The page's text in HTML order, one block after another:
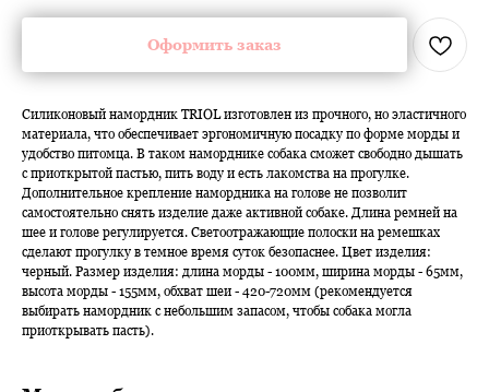
Оформить заказ
Силиконовый намордник TRIOL изготовлен из прочного, но эластичного
материала, что обеспечивает эргономичную посадку по форме морды и
удобство питомца. В таком наморднике собака сможет свободно дышать
с приоткрытой пастью, пить воду и есть лакомства на прогулке.
Дополнительное крепление намордника на голове не позволит
самостоятельно снять изделие даже активной собаке. Длина ремней на
шее и голове регулируется. Светоотражающие полоски на ремешках
сделают прогулку в темное время суток безопаснее. Цвет изделия:
черный. Размер изделия: длина морды - 100мм, ширина морды - 65мм,
высота морды - 155мм, обхват шеи - 420-720мм (рекомендуется
выбирать намордник с небольшим запасом, чтобы собака могла
приоткрывать пасть).